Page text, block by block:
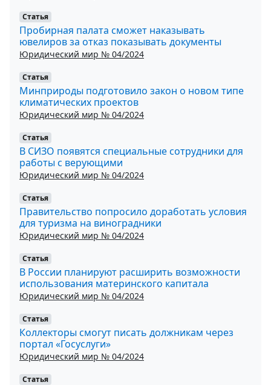
Статья
Пробирная палата сможет наказывать
ювелиров за отказ показывать документы
Юридический мир № 04/2024
Статья
Минприроды подготовило закон о новом типе
климатических проектов
Юридический мир № 04/2024
Статья
В СИЗО появятся специальные сотрудники для
работы с верующими
Юридический мир № 04/2024
Статья
Правительство попросило доработать условия
для туризма на виноградники
Юридический мир № 04/2024
Статья
В России планируют расширить возможности
использования материнского капитала
Юридический мир № 04/2024
Статья
Коллекторы смогут писать должникам через
портал «Госуслуги»
Юридический мир № 04/2024
Статья